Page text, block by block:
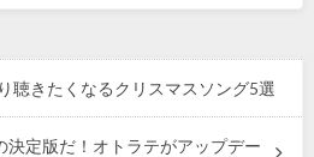
聴きたくなるクリスマスソング5選
決定版だ！オトラテがアップデー